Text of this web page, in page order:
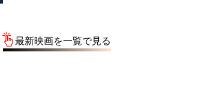
最新映画を一覧で見る